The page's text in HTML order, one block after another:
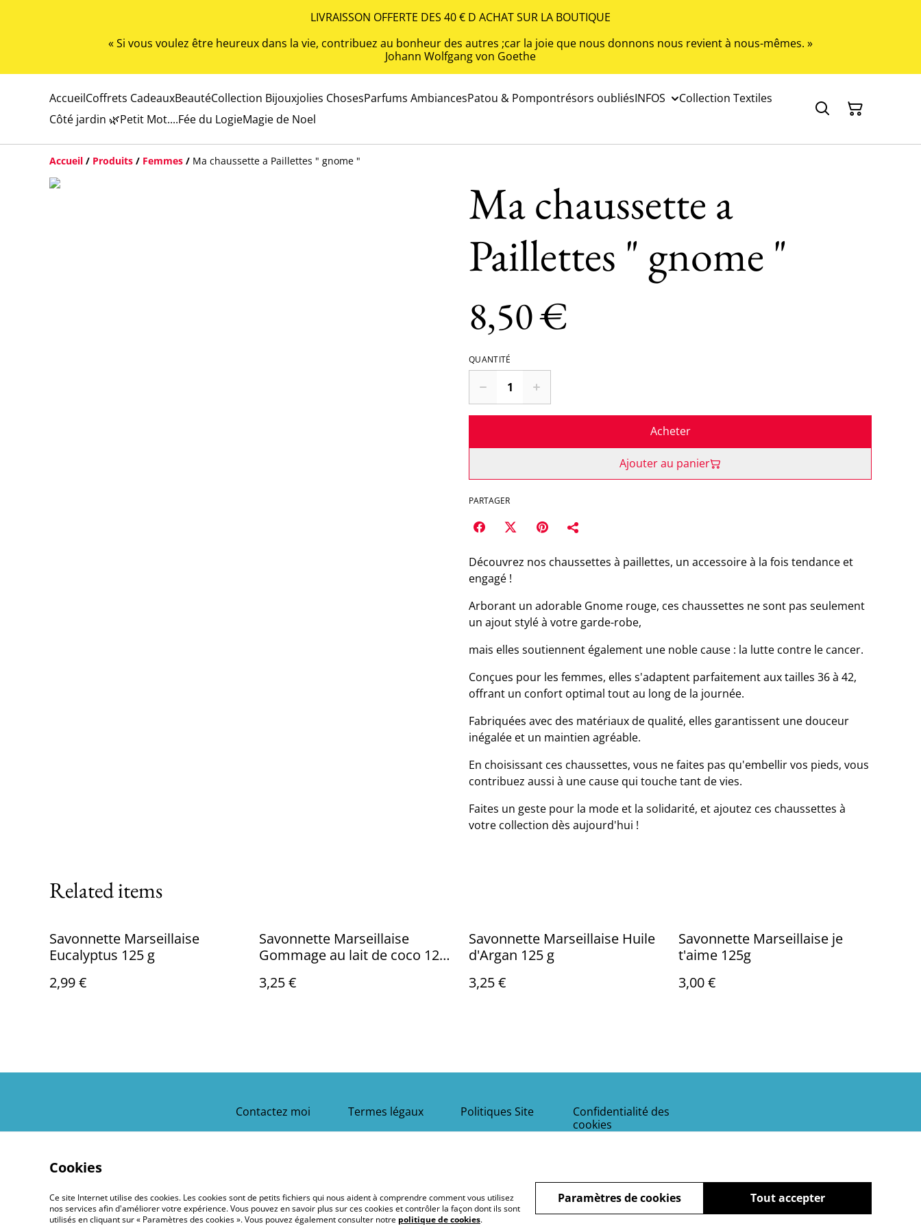
LIVRAISSON OFFERTE DES 40 € D ACHAT SUR LA BOUTIQUE
« Si vous voulez être heureux dans la vie, contribuez au bonheur des autres ;car la joie que nous donnons nous revient à nous-mêmes. »
Johann Wolfgang von Goethe
AccueilCoffrets CadeauxBeautéCollection Bijouxjolies ChosesParfums AmbiancesPatou & Pompontrésors oubliésINFOS
Collection Textiles
Côté jardin 🌿Petit Mot....Fée du LogieMagie de Noel
Accueil / Produits / Femmes / Ma chaussette a Paillettes " gnome "
Ma chaussette a
Paillettes " gnome "
8,50 €
QUANTITÉ
Acheter
Ajouter au panier
PARTAGER
Découvrez nos chaussettes à paillettes, un accessoire à la fois tendance et
engagé !
Arborant un adorable Gnome rouge, ces chaussettes ne sont pas seulement
un ajout stylé à votre garde-robe,
mais elles soutiennent également une noble cause : la lutte contre le cancer.
Conçues pour les femmes, elles s'adaptent parfaitement aux tailles 36 à 42,
offrant un confort optimal tout au long de la journée.
Fabriquées avec des matériaux de qualité, elles garantissent une douceur
inégalée et un maintien agréable.
En choisissant ces chaussettes, vous ne faites pas qu'embellir vos pieds, vous
contribuez aussi à une cause qui touche tant de vies.
Faites un geste pour la mode et la solidarité, et ajoutez ces chaussettes à
votre collection dès aujourd'hui !
Related items
Savonnette Marseillaise
Eucalyptus 125 g
2,99 €
Savonnette Marseillaise
Gommage au lait de coco 125
3,25 €
Savonnette Marseillaise Huile
d'Argan 125 g
3,25 €
Savonnette Marseillaise je
t'aime 125g
3,00 €
Contactez moi Termes légaux Politiques Site
Confidentialité des
cookies
Cookies
Ce site Internet utilise des cookies. Les cookies sont de petits fichiers qui nous aident à comprendre comment vous utilisez
nos services afin d'améliorer votre expérience. Vous pouvez en savoir plus sur ces cookies et contrôler la façon dont ils sont
utilisés en cliquant sur « Paramètres des cookies ». Vous pouvez également consulter notre politique de cookies.
Tout accepter
Paramètres de cookies